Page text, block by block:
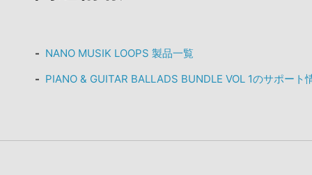
NANO MUSIK LOOPS 製品一覧
PIANO & GUITAR BALLADS BUNDLE VOL 1のサポート